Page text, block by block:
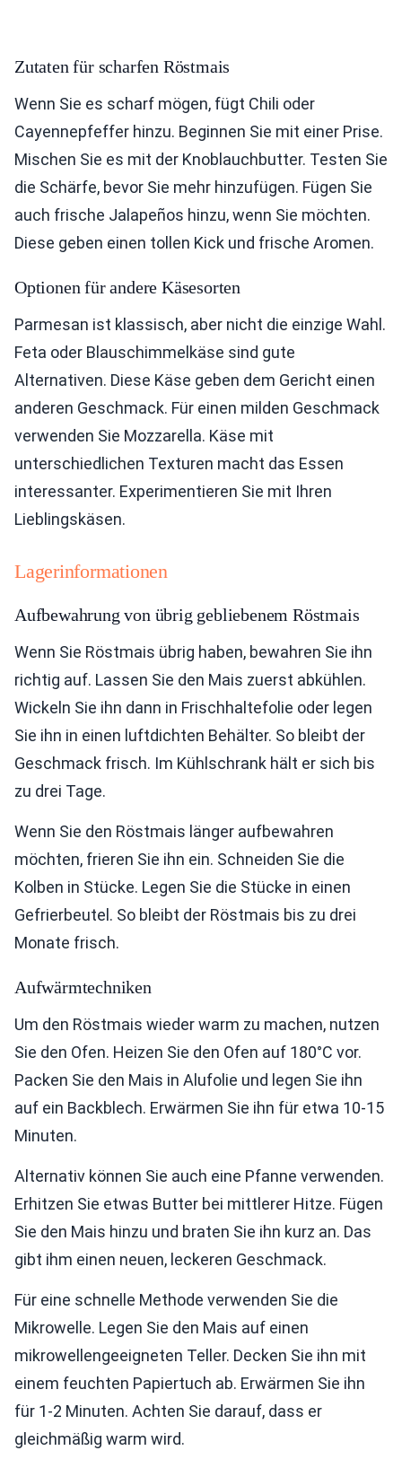
Zutaten für scharfen Röstmais
Wenn Sie es scharf mögen, fügt Chili oder
Cayennepfeffer hinzu. Beginnen Sie mit einer Prise.
Mischen Sie es mit der Knoblauchbutter. Testen Sie
die Schärfe, bevor Sie mehr hinzufügen. Fügen Sie
auch frische Jalapeños hinzu, wenn Sie möchten.
Diese geben einen tollen Kick und frische Aromen.
Optionen für andere Käsesorten
Parmesan ist klassisch, aber nicht die einzige Wahl.
Feta oder Blauschimmelkäse sind gute
Alternativen. Diese Käse geben dem Gericht einen
anderen Geschmack. Für einen milden Geschmack
verwenden Sie Mozzarella. Käse mit
unterschiedlichen Texturen macht das Essen
interessanter. Experimentieren Sie mit Ihren
Lieblingskäsen.
Lagerinformationen
Aufbewahrung von übrig gebliebenem Röstmais
Wenn Sie Röstmais übrig haben, bewahren Sie ihn
richtig auf. Lassen Sie den Mais zuerst abkühlen.
Wickeln Sie ihn dann in Frischhaltefolie oder legen
Sie ihn in einen luftdichten Behälter. So bleibt der
Geschmack frisch. Im Kühlschrank hält er sich bis
zu drei Tage.
Wenn Sie den Röstmais länger aufbewahren
möchten, frieren Sie ihn ein. Schneiden Sie die
Kolben in Stücke. Legen Sie die Stücke in einen
Gefrierbeutel. So bleibt der Röstmais bis zu drei
Monate frisch.
Aufwärmtechniken
Um den Röstmais wieder warm zu machen, nutzen
Sie den Ofen. Heizen Sie den Ofen auf 180°C vor.
Packen Sie den Mais in Alufolie und legen Sie ihn
auf ein Backblech. Erwärmen Sie ihn für etwa 10-15
Minuten.
Alternativ können Sie auch eine Pfanne verwenden.
Erhitzen Sie etwas Butter bei mittlerer Hitze. Fügen
Sie den Mais hinzu und braten Sie ihn kurz an. Das
gibt ihm einen neuen, leckeren Geschmack.
Für eine schnelle Methode verwenden Sie die
Mikrowelle. Legen Sie den Mais auf einen
mikrowellengeeigneten Teller. Decken Sie ihn mit
einem feuchten Papiertuch ab. Erwärmen Sie ihn
für 1-2 Minuten. Achten Sie darauf, dass er
gleichmäßig warm wird.